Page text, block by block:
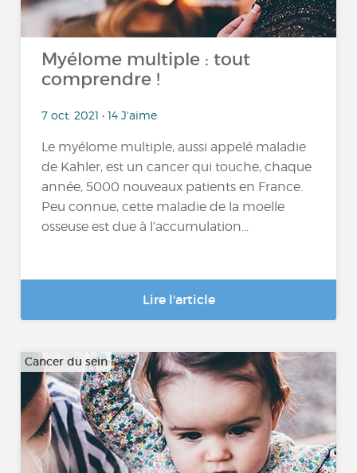
Myélome multiple : tout
comprendre !
7 oct. 2021 • 14 J'aime
Le myélome multiple, aussi appelé maladie
de Kahler, est un cancer qui touche, chaque
année, 5000 nouveaux patients en France.
Peu connue, cette maladie de la moelle
osseuse est due à l’accumulation...
Lire l'article
Cancer du sein